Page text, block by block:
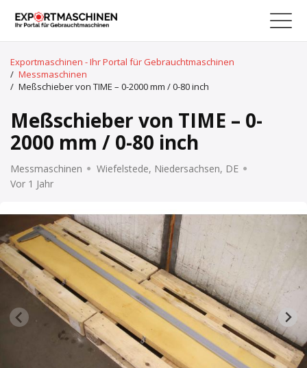
Exportmaschinen - Ihr Portal für Gebrauchtmaschinen
/ Messmaschinen
/ Meßschieber von TIME – 0-2000 mm / 0-80 inch
Meßschieber von TIME – 0-
2000 mm / 0-80 inch
Messmaschinen
Wiefelstede, Niedersachsen, DE
Vor 1 Jahr